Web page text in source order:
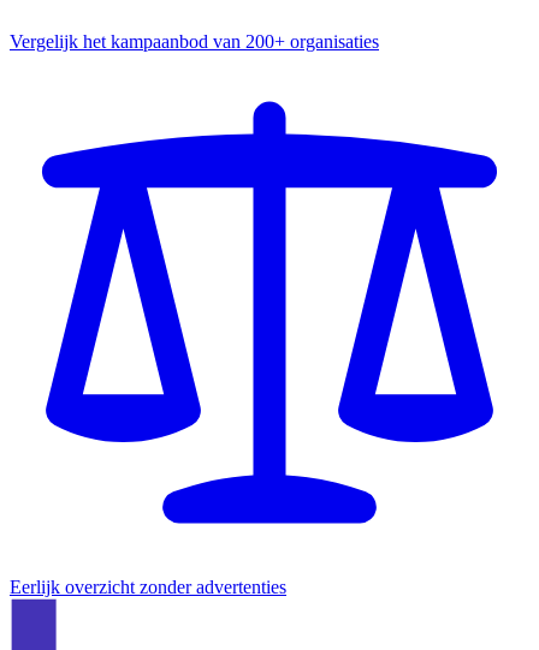
Vergelijk het kampaanbod van 200+ organisaties
Eerlijk overzicht zonder advertenties